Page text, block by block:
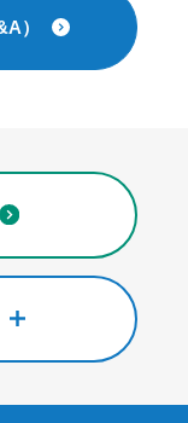
）